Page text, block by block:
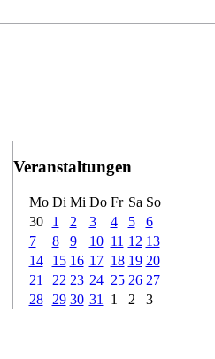
Veranstaltungen
Mo Di Mi Do Fr Sa So
30
1 2 3 4 5
6
7
8 9 10 11 12 13
14
15 16 17 18 19 20
21
22 23 24 25 26 27
28
29 30 31 1 2 3